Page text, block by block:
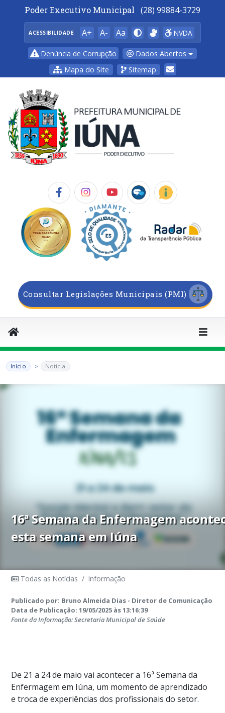
Poder Executivo Municipal (28) 99884-3729
ACESSIBILIDADE A+ A- Aa NVDA
Denúncia de Corrupção
Dados Abertos
Mapa do Site
Sitemap
Consultar Legislações Municipais (PMI)
Início Noticia
16ª Semana da Enfermagem
esta semana em Iúna
Todas as Notícias / Informação
Publicado por: Bruno Almeida Dias - Diretor de Comunicação
Data de Publicação: 19/05/2025 às 13:16:39
Fonte da Informação: Secretaria Municipal de Saúde
De 21 a 24 de maio vai acontecer a 16ª Semana da
Enfermagem em Iúna, um momento de aprendizado
e troca de experiências dos profissionais do setor.